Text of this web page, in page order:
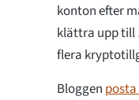
konton efter
klättra upp till
flera
Bloggen posta